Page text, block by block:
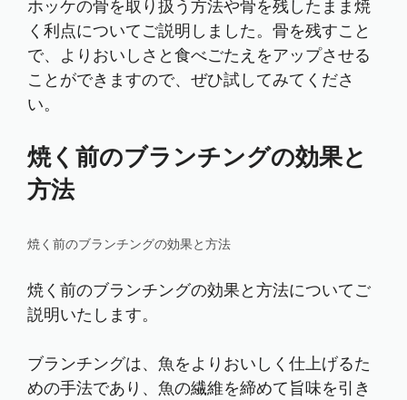
ホッケの骨を取り扱う方法や骨を残したまま焼
く利点についてご説明しました。骨を残すこと
で、よりおいしさと食べごたえをアップさせる
ことができますので、ぜひ試してみてくださ
い。
焼く前のブランチングの効果と
方法
焼く前のブランチングの効果と方法
焼く前のブランチングの効果と方法についてご
説明いたします。
ブランチングは、魚をよりおいしく仕上げるた
めの手法であり、魚の繊維を締めて旨味を引き